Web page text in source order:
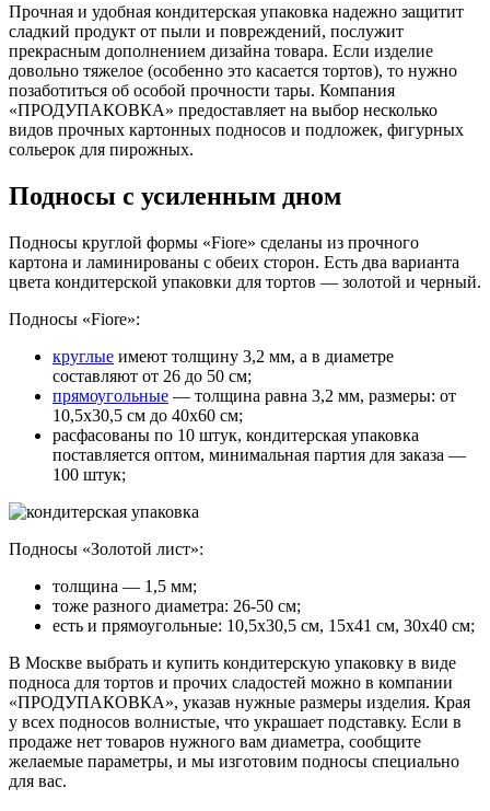
Прочная и удобная кондитерская упаковка надежно защитит
сладкий продукт от пыли и повреждений, послужит
прекрасным дополнением дизайна товара. Если изделие
довольно тяжелое (особенно это касается тортов), то нужно
позаботиться об особой прочности тары. Компания
«ПРОДУПАКОВКА» предоставляет на выбор несколько
видов прочных картонных подносов и подложек, фигурных
сольерок для пирожных.
Подносы с усиленным дном
Подносы круглой формы «Fiore» сделаны из прочного
картона и ламинированы с обеих сторон. Есть два варианта
цвета кондитерской упаковки для тортов — золотой и черный.
Подносы «Fiore»:
круглые имеют толщину 3,2 мм, а в диаметре
составляют от 26 до 50 см;
прямоугольные — толщина равна 3,2 мм, размеры: от
10,5x30,5 см до 40x60 см;
расфасованы по 10 штук, кондитерская упаковка
поставляется оптом, минимальная партия для заказа —
100 штук;
Подносы «Золотой лист»:
толщина — 1,5 мм;
тоже разного диаметра: 26-50 см;
есть и прямоугольные: 10,5x30,5 см, 15x41 см, 30x40 см;
В Москве выбрать и купить кондитерскую упаковку в виде
подноса для тортов и прочих сладостей можно в компании
«ПРОДУПАКОВКА», указав нужные размеры изделия. Края
у всех подносов волнистые, что украшает подставку. Если в
продаже нет товаров нужного вам диаметра, сообщите
желаемые параметры, и мы изготовим подносы специально
для вас.